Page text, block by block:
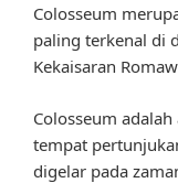
Colosseum
paling terkenal di
Kekaisaran
Colosseum
tempat
digelar pada